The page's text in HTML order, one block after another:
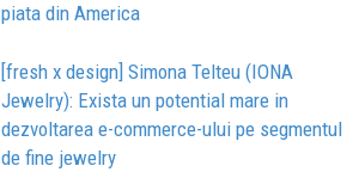
piata din America
[fresh x design] Simona Telteu (IONA
Jewelry): Exista un potential mare in
dezvoltarea e-commerce-ului pe segmentul
de fine jewelry